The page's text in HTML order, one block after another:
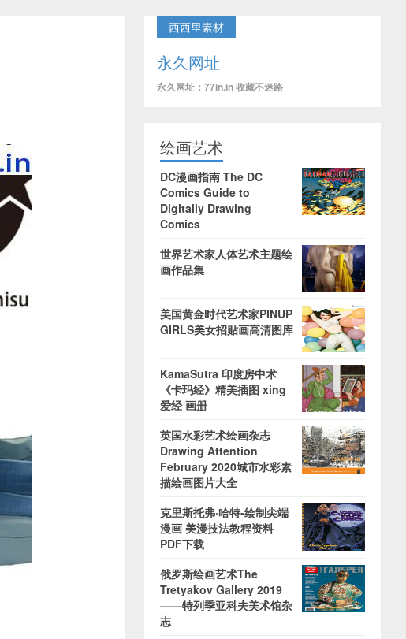
西西里素材
永久网址
永久网址：77in.in 收藏不迷路
绘画艺术
DC漫画指南 The DC
Comics Guide to
Digitally Drawing
Comics
世界艺术家人体艺术主题绘
画作品集
美国黄金时代艺术家PINUP
GIRLS美女招贴画高清图库
KamaSutra 印度房中术
《卡玛经》精美插图 xing
爱经 画册
英国水彩艺术绘画杂志
Drawing Attention
February 2020城市水彩素
描绘画图片大全
克里斯托弗·哈特-绘制尖端
漫画 美漫技法教程资料
PDF下载
俄罗斯绘画艺术The
Tretyakov Gallery 2019
——特列季亚科夫美术馆杂
志